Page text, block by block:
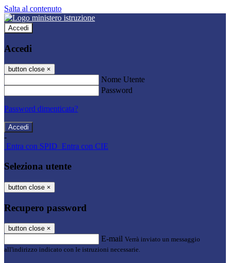
Salta al contenuto
Accedi
Accedi
button close ×
Nome Utente
Password
Password dimenticata?
-
Entra con SPID Entra con CIE
Seleziona utente
button close ×
Recupero password
button close ×
E-mail Verrà inviato un messaggio
all'indirizzo indicato con le istruzioni necessarie.